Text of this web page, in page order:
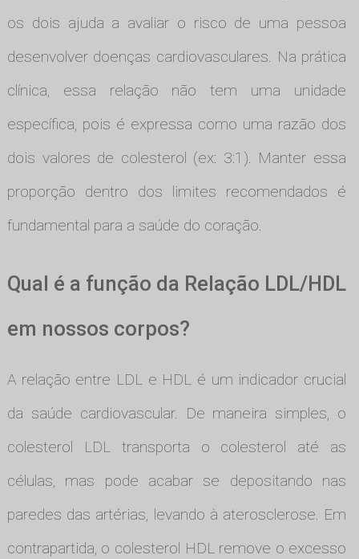
os dois ajuda a avaliar o risco de uma pessoa
desenvolver doenças cardiovasculares. Na prática
clínica, essa relação não tem uma unidade
específica, pois é expressa como uma razão dos
dois valores de colesterol (ex: 3:1). Manter essa
proporção dentro dos limites recomendados é
fundamental para a saúde do coração.
Qual é a função da Relação LDL/HDL
em nossos corpos?
A relação entre LDL e HDL é um indicador crucial
da saúde cardiovascular. De maneira simples, o
colesterol LDL transporta o colesterol até as
células, mas pode acabar se depositando nas
paredes das artérias, levando à aterosclerose. Em
contrapartida, o colesterol HDL remove o excesso